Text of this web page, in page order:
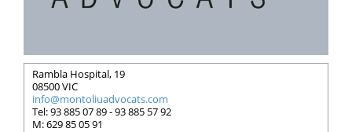
Rambla Hospital, 19
08500 VIC
info@montoliuadvocats.com
Tel: 93 885 07 89 - 93 885 57 92
M: 629 85 05 91